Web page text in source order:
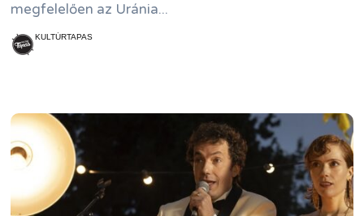
megfelelően az Uránia...
KULTÚRTAPAS